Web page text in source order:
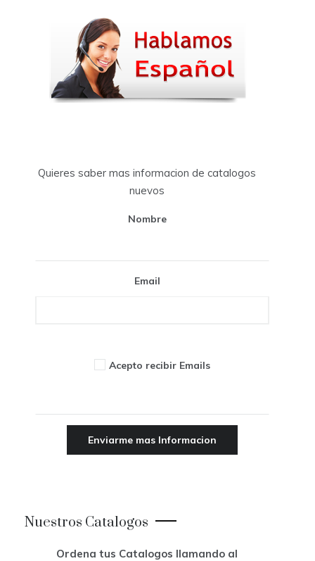
Quieres saber mas informacion de catalogos
nuevos
Nombre
Email
Acepto recibir Emails
Nuestros Catalogos
Ordena tus Catalogos llamando al